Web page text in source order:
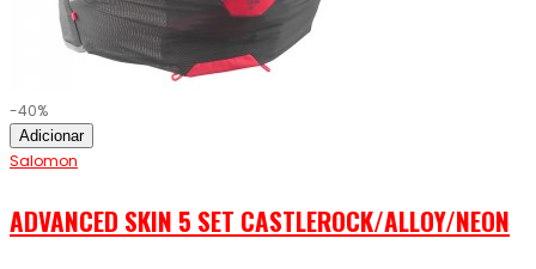
-40%
Adicionar
Salomon
ADVANCED SKIN 5 SET CASTLEROCK/ALLOY/NEON